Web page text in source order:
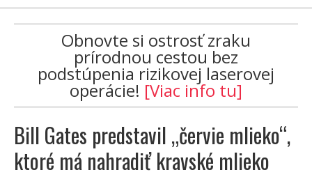
Obnovte si ostrosť zraku
prírodnou cestou bez
podstúpenia rizikovej laserovej
operácie! [Viac info tu]
Bill Gates predstavil „červie mlieko“,
ktoré má nahradiť kravské mlieko